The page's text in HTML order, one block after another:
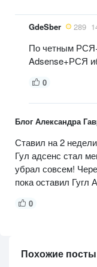
GdeSber 289
По четным
Adsense+РСЯ
0
Блог Александра
Ставил на 2
Гул адсенс стал
убрал совсем!
пока оставил Гугл
0
Похожие посты